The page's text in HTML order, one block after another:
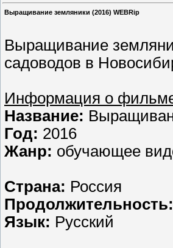
Выращивание земляники (2016) WEBRip
Выращивание
садоводов в
Информация о
Название:
Год: 2016
Жанр: обучающее
Страна: Россия
Продолжительность:
Язык: Русский